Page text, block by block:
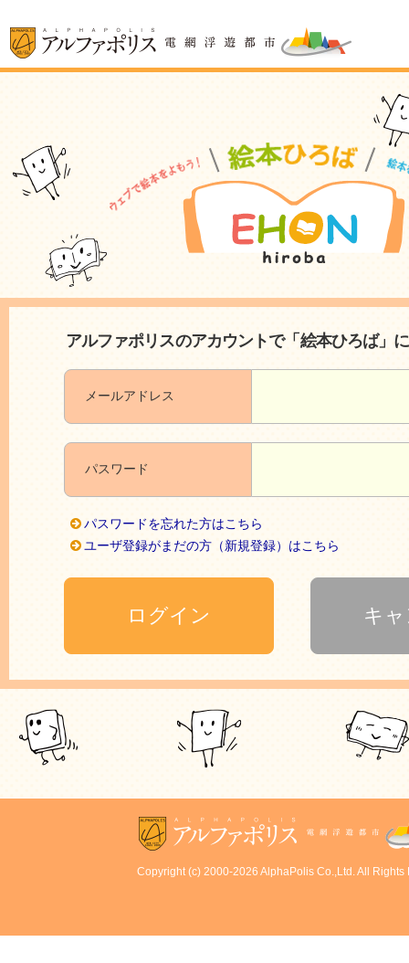
アルファポリスのアカウントで「絵本ひろば」
メールアドレス
パスワード
パスワードを忘れた方はこちら
ユーザ登録がまだの方（新規登録）はこちら
Copyright (c) 2000-2026 AlphaPolis Co.,Ltd. All Rights